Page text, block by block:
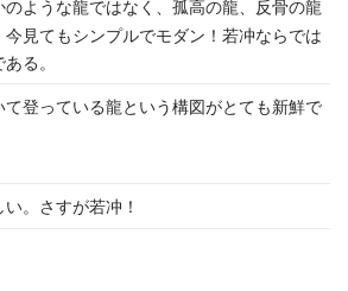
のような龍ではなく、孤高の龍、反骨の龍
今見てもシンプルでモダン！若冲ならでは
る。
登っている龍という構図がとても新鮮で
。さすが若冲！